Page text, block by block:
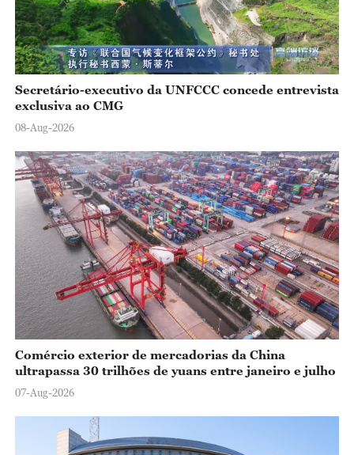
Secretário-executivo da UNFCCC concede entrevista
exclusiva ao CMG
08-Aug-2026
Comércio exterior de mercadorias da China
ultrapassa 30 trilhões de yuans entre janeiro e julho
07-Aug-2026